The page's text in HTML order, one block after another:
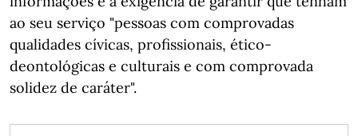
ao seu serviço "pessoas com comprovadas
qualidades cívicas, profissionais, ético-
deontológicas e culturais e com comprovada
solidez de caráter".